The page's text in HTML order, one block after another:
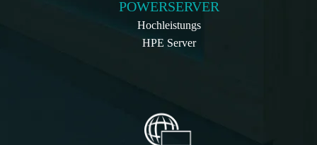
POWERSERVER
Hochleistungs
HPE Server